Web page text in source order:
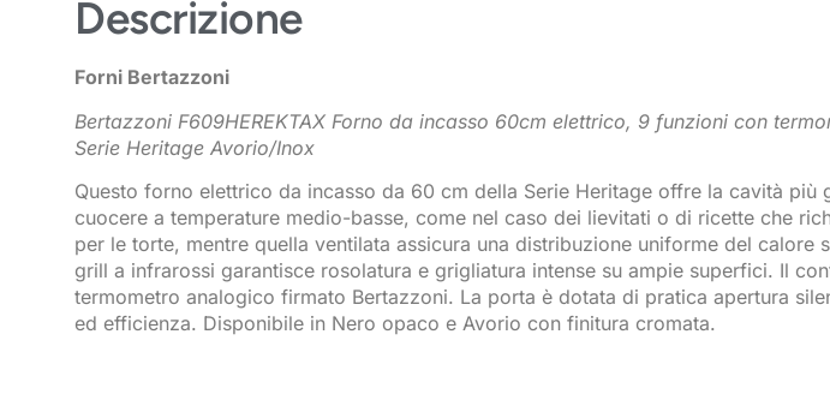
Descrizione
Forni Bertazzoni
Bertazzoni F609HEREKTAX Forno da incasso 60cm elettrico, 9 funzioni con
Serie Heritage Avorio/Inox
Questo forno elettrico da incasso da 60 cm della Serie Heritage offre la cavità
cuocere a temperature medio-basse, come nel caso dei lievitati o di ricette che
per le torte, mentre quella ventilata assicura una distribuzione uniforme del
grill a infrarossi garantisce rosolatura e grigliatura intense su ampie superfici. Il
termometro analogico firmato Bertazzoni. La porta è dotata di pratica apertura
ed efficienza. Disponibile in Nero opaco e Avorio con finitura cromata.